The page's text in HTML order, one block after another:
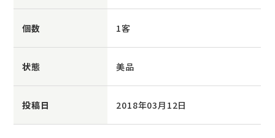
個数 1客
状態 美品
投稿日 2018年03月12日